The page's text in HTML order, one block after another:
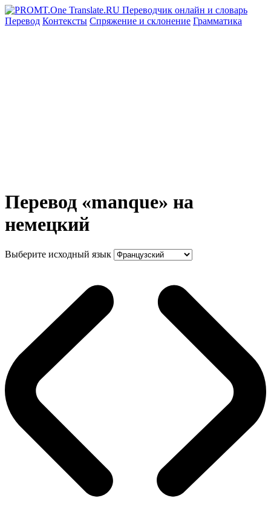
Перевод Контексты Спряжение и склонение Грамматика
Перевод «manque» на
немецкий
Выберите исходный язык